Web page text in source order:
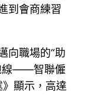
到會商練習
向職場的“助
線——智聯僱
顯示，高達